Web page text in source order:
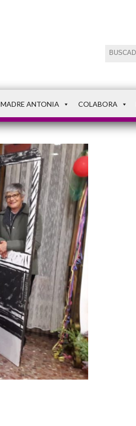
MADRE ANTONIA COLABORA